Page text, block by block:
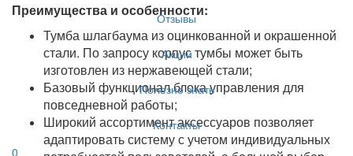
Отзывы
Акции
Полезно знать
Контакты
0
Преимущества и особенности:
Тумба шлагбаума из оцинкованной и окрашенной
стали. По запросу корпус тумбы может быть
изготовлен из нержавеющей стали;
Базовый функционал блока управления для
повседневной работы;
Широкий ассортимент аксессуаров позволяет
адаптировать систему с учетом индивидуальных